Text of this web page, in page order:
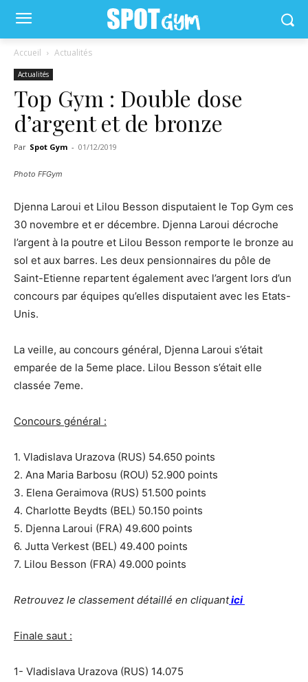
Accueil Actualités
Actualités
Top Gym : Double dose
d’argent et de bronze
Par Spot Gym - 01/12/2019
Photo FFGym
Djenna Laroui et Lilou Besson disputaient le Top Gym ces
30 novembre et er décembre. Djenna Laroui décroche
l’argent à la poutre et Lilou Besson remporte le bronze au
sol et aux barres. Les deux pensionnaires du pôle de
Saint-Etienne repartent également avec l’argent lors d’un
concours par équipes qu’elles disputaient avec les Etats-
Unis.
La veille, au concours général, Djenna Laroui s’était
emparée de la 5eme place. Lilou Besson s’était elle
classée 7eme.
Concours général :
1. Vladislava Urazova (RUS) 54.650 points
2. Ana Maria Barbosu (ROU) 52.900 points
3. Elena Geraimova (RUS) 51.500 points
4. Charlotte Beydts (BEL) 50.150 points
5. Djenna Laroui (FRA) 49.600 points
6. Jutta Verkest (BEL) 49.400 points
7. Lilou Besson (FRA) 49.000 points
Retrouvez le classement détaillé en cliquantici
Finale saut :
1- Vladislava Urazova (RUS) 14.075